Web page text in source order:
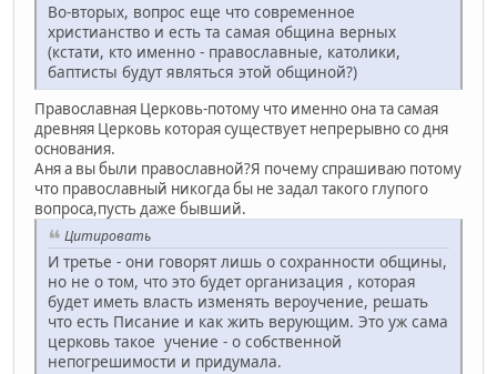
Во-вторых, вопрос еще что современное
христианство и есть та самая община верных
(кстати, кто именно - православные, католики,
баптисты будут являться этой общиной?)
Православная Церковь-потому что именно она та самая
древняя Церковь которая существует непрерывно со дня
основания.
Аня а вы были православной?Я почему спрашиваю потому
что православный никогда бы не задал такого глупого
вопроса,пусть даже бывший.
Цитировать
И третье - они говорят лишь о сохранности общины,
но не о том, что это будет организация , которая
будет иметь власть изменять вероучение, решать
что есть Писание и как жить верующим. Это уж сама
церковь такое учение - о собственной
непогрешимости и придумала.